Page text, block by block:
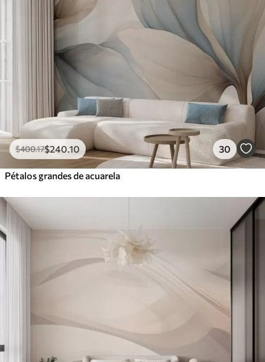
$400.17$240 .10 30
Pétalos grandes de acuarela